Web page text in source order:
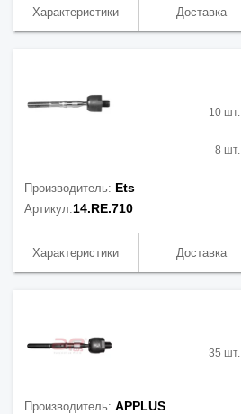
Характеристики Доставка
10 шт.
8 шт.
Производитель: Ets
Артикул:14.RE.710
Характеристики Доставка
35 шт.
Производитель: APPLUS